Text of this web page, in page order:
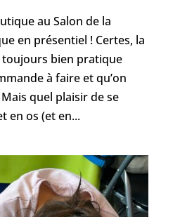
au Salon de la
en présentiel ! Certes, la
bien pratique
à faire et qu’on
quel plaisir de se
en os (et en...